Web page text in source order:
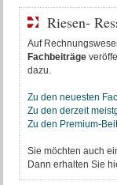
Riesen-
Auf
Fachbeiträge
dazu.
Zu den neuesten
Zu den derzeit
Zu den Premium-
Sie möchten auch
Dann erhalten Sie